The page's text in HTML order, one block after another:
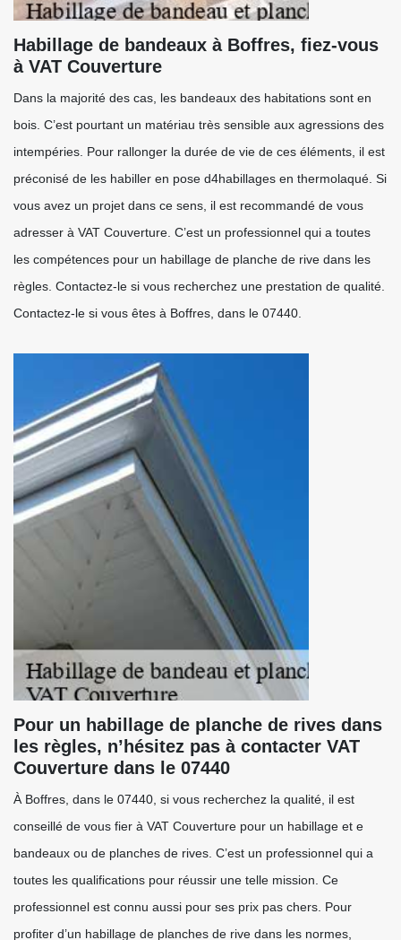
Habillage de bandeaux à Boffres, fiez-vous
à VAT Couverture
Dans la majorité des cas, les bandeaux des habitations sont en
bois. C’est pourtant un matériau très sensible aux agressions des
intempéries. Pour rallonger la durée de vie de ces éléments, il est
préconisé de les habiller en pose d4habillages en thermolaqué. Si
vous avez un projet dans ce sens, il est recommandé de vous
adresser à VAT Couverture. C’est un professionnel qui a toutes
les compétences pour un habillage de planche de rive dans les
règles. Contactez-le si vous recherchez une prestation de qualité.
Contactez-le si vous êtes à Boffres, dans le 07440.
Pour un habillage de planche de rives dans
les règles, n’hésitez pas à contacter VAT
Couverture dans le 07440
À Boffres, dans le 07440, si vous recherchez la qualité, il est
conseillé de vous fier à VAT Couverture pour un habillage et e
bandeaux ou de planches de rives. C’est un professionnel qui a
toutes les qualifications pour réussir une telle mission. Ce
professionnel est connu aussi pour ses prix pas chers. Pour
profiter d’un habillage de planches de rive dans les normes,